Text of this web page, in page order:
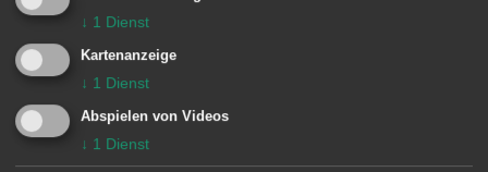
Stollen
Als einer der bedeutendsten Heilstollen in
Deutschland nimmt das Besucherbergwerk
Tiefer Stollen in Wasseralfingen an einer
↓ 1 Dienst
Kartenanzeige
↓ 1 Dienst
Abspielen von Videos
↓ 1 Dienst